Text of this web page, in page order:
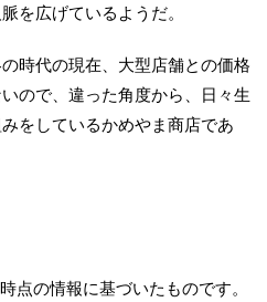
を広げているようだ。
時代の現在、大型店舗との価格
ので、違った角度から、日々生
をしているかめやま商店であ
の情報に基づいたものです。